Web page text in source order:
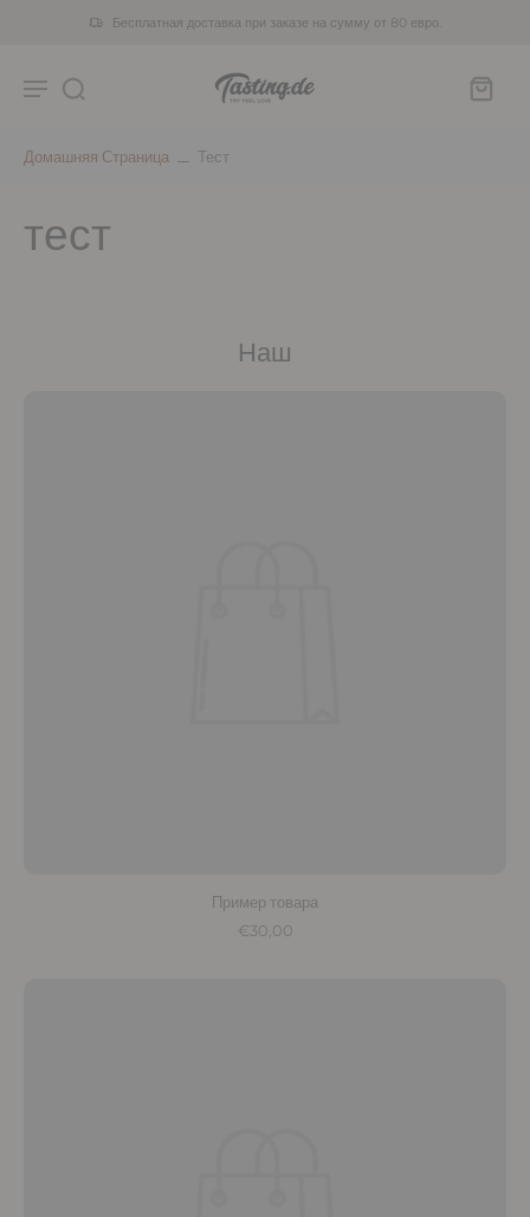
Бесплатная доставка при заказе на сумму от 80 евро.
Домашняя Страница Тест
тест
Наш
Пример товара
€30,00